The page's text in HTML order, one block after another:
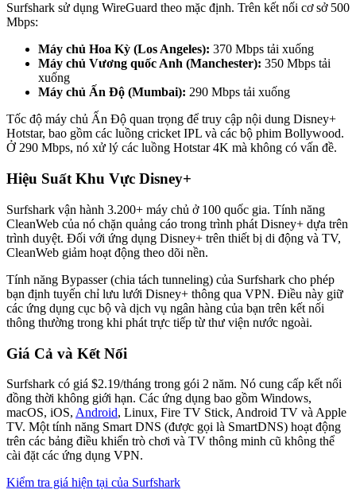
Surfshark sử dụng WireGuard theo mặc định. Trên kết nối cơ sở 500
Mbps:
Máy chủ Hoa Kỳ (Los Angeles): 370 Mbps tải xuống
Máy chủ Vương quốc Anh (Manchester): 350 Mbps tải
xuống
Máy chủ Ấn Độ (Mumbai): 290 Mbps tải xuống
Tốc độ máy chủ Ấn Độ quan trọng để truy cập nội dung Disney+
Hotstar, bao gồm các luồng cricket IPL và các bộ phim Bollywood.
Ở 290 Mbps, nó xử lý các luồng Hotstar 4K mà không có vấn đề.
Hiệu Suất Khu Vực Disney+
Surfshark vận hành 3.200+ máy chủ ở 100 quốc gia. Tính năng
CleanWeb của nó chặn quảng cáo trong trình phát Disney+ dựa trên
trình duyệt. Đối với ứng dụng Disney+ trên thiết bị di động và TV,
CleanWeb giảm hoạt động theo dõi nền.
Tính năng Bypasser (chia tách tunneling) của Surfshark cho phép
bạn định tuyến chỉ lưu lưới Disney+ thông qua VPN. Điều này giữ
các ứng dụng cục bộ và dịch vụ ngân hàng của bạn trên kết nối
thông thường trong khi phát trực tiếp từ thư viện nước ngoài.
Giá Cả và Kết Nối
Surfshark có giá $2.19/tháng trong gói 2 năm. Nó cung cấp kết nối
đồng thời không giới hạn. Các ứng dụng bao gồm Windows,
macOS, iOS, Android, Linux, Fire TV Stick, Android TV và Apple
TV. Một tính năng Smart DNS (được gọi là SmartDNS) hoạt động
trên các bảng điều khiển trò chơi và TV thông minh cũ không thể
cài đặt các ứng dụng VPN.
Kiểm tra giá hiện tại của Surfshark